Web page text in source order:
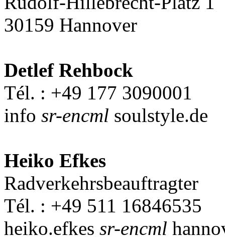
30159 Hannover
Detlef Rehbock
Tél. : +49 177 3090001
info sr-encml soulstyle.de
Heiko Efkes
Radverkehrsbeauftragter
Tél. : +49 511 16846535
heiko.efkes sr-encml